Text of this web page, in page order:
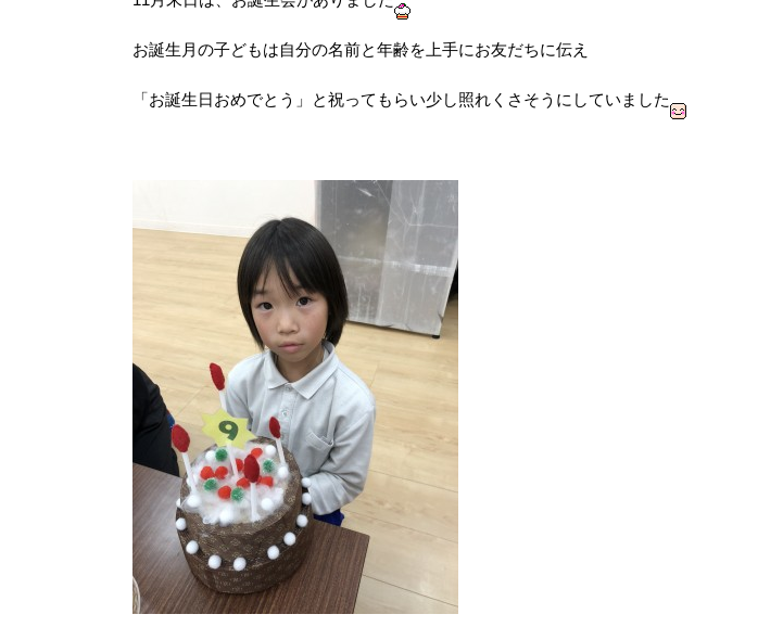
お誕生月の子どもは自分の名前と年齢を上手にお友だちに伝え
「お誕生日おめでとう」と祝ってもらい少し照れくさそうにしていました